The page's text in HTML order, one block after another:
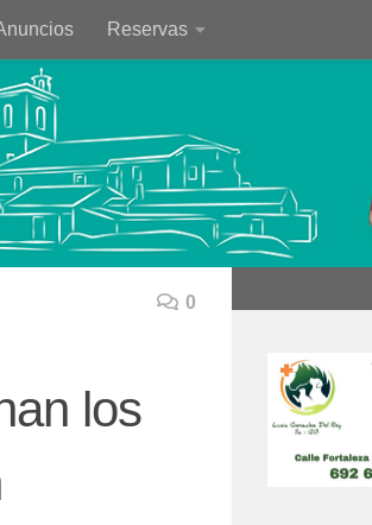
Reservas
0
los